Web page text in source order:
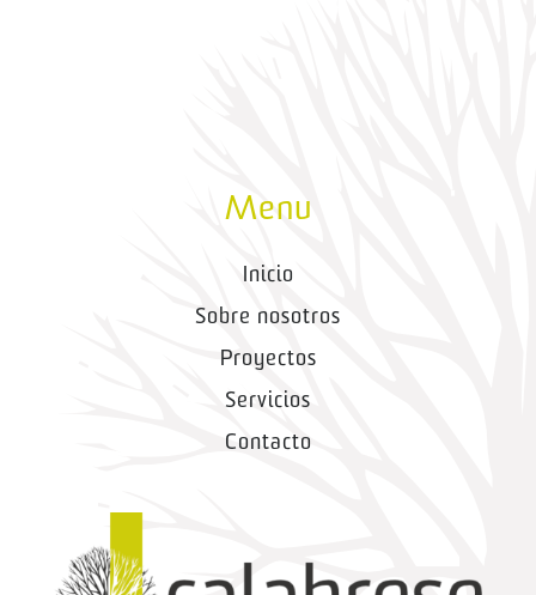
Menu
Inicio
Sobre nosotros
Proyectos
Servicios
Contacto